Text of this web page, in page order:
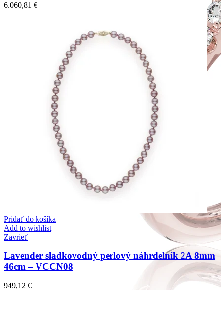
6.060,81 €
Pridať do košíka
Add to wishlist
Zavrieť
Lavender sladkovodný perlový náhrdelník 2A 8mm
46cm – VCCN08
949,12 €